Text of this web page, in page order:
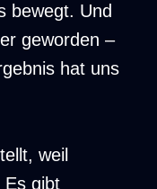
bewegt. Und
geworden –
hat uns
weil
Es gibt